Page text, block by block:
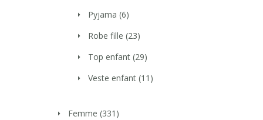
Pyjama (6)
Robe fille (23)
Top enfant (29)
Veste enfant (11)
Femme (331)